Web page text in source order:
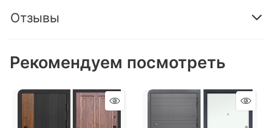
Отзывы
Рекомендуем посмотреть